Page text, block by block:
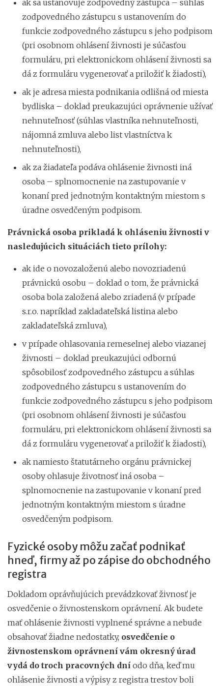
ak sa ustanovuje zodpovedný zástupca – súhlas
zodpovedného zástupcu s ustanovením do
funkcie zodpovedného zástupcu s jeho podpisom
(pri osobnom ohlásení živnosti je súčasťou
formuláru, pri elektronickom ohlásení živnosti sa
dá z formuláru vygenerovať a priložiť k žiadosti),
ak je adresa miesta podnikania odlišná od miesta
bydliska – doklad preukazujúci oprávnenie užívať
nehnuteľnosť (súhlas vlastníka nehnuteľnosti,
nájomná zmluva alebo list vlastníctva k
nehnuteľnosti),
ak za žiadateľa podáva ohlásenie živnosti iná
osoba – splnomocnenie na zastupovanie v
konaní pred jednotným kontaktným miestom s
úradne osvedčeným podpisom.
Právnická osoba prikladá k ohláseniu živnosti v
nasledujúcich situáciách tieto prílohy:
ak ide o novozaloženú alebo novozriadenú
právnickú osobu – doklad o tom, že právnická
osoba bola založená alebo zriadená (v prípade
s.r.o. napríklad zakladateľská listina alebo
zakladateľská zmluva),
v prípade ohlasovania remeselnej alebo viazanej
živnosti – doklad preukazujúci odbornú
spôsobilosť zodpovedného zástupcu a súhlas
zodpovedného zástupcu s ustanovením do
funkcie zodpovedného zástupcu s jeho podpisom
(pri osobnom ohlásení živnosti je súčasťou
formuláru, pri elektronickom ohlásení živnosti sa
dá z formuláru vygenerovať a priložiť k žiadosti),
ak namiesto štatutárneho orgánu právnickej
osoby ohlasuje životnosť iná osoba –
splnomocnenie na zastupovanie v konaní pred
jednotným kontaktným miestom s úradne
osvedčeným podpisom.
Fyzické osoby môžu začať podnikať
hneď, firmy až po zápise do obchodného
registra
Dokladom oprávňujúcich prevádzkovať živnosť je
osvedčenie o živnostenskom oprávnení. Ak budete
mať ohlásenie živnosti vyplnené správne a nebude
obsahovať žiadne nedostatky, osvedčenie o
živnostenskom oprávnení vám okresný úrad
vydá do troch pracovných dní odo dňa, keď mu
ohlásenie živnosti a výpisy z registra trestov boli